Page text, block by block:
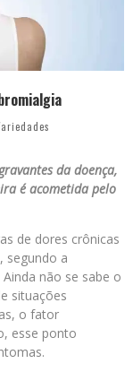
da doença,
é acometida pelo
de dores crônicas
segundo a
não se sabe o
situações
o fator
esse ponto